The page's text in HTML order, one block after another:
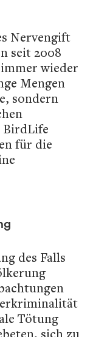
Nervengift
seit 2008
wieder
Mengen
sondern
BirdLife
für die
des Falls
Tötung
sich zu